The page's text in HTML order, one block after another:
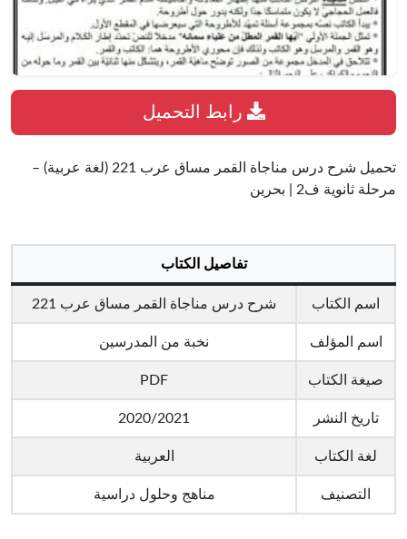
تحميل شرح درس مناجاة القمر مساق عرب 221 (لغة عربية) –
مرحلة ثانوية ف2 | بحرين
تفاصيل الكتاب
اسم الكتاب شرح درس مناجاة القمر مساق عرب 221
اسم المؤلف نخبة من المدرسين
صيغة الكتاب PDF
تاريخ النشر 2020/2021
لغة الكتاب العربية
التصنيف مناهج وحلول دراسية